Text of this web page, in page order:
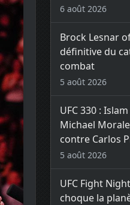
6 août 2026
Brock Lesnar
définitive du
combat
5 août 2026
UFC 330 :
Michael
contre Carlos
5 août 2026
UFC Fight
choque la